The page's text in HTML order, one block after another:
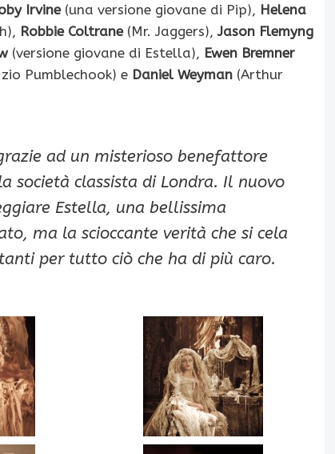
Irvine(una versione giovane di Pip), Helena
Robbie Coltrane(Mr. Jaggers),Jason Flemyng
(versione giovane di Estella), Ewen Bremner
Pumblechook) e Daniel Weyman (Arthur
ad un misterioso benefattore
società classista di Londra. Il nuovo
Estella, una bellissima
ma la scioccante verità che si cela
per tutto ciò che ha di più caro.